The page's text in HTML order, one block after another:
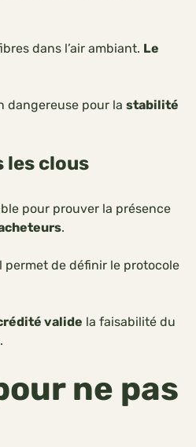
dans l’air ambiant. Le
dangereuse pour la stabilité
les clous
pour prouver la présence
.
permet de définir le protocole
valide la faisabilité du
ne pas